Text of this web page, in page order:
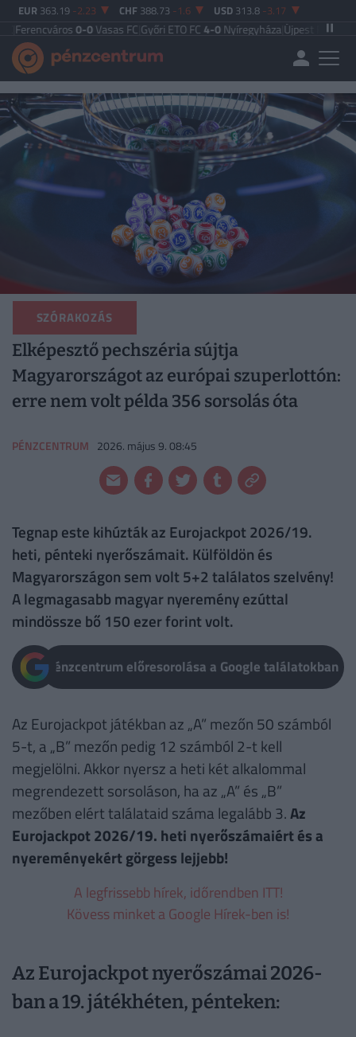
EUR 363.19 -2.23 CHF 388.73 -1.6 USD 313.8 -3.17
0-0Vasas FC|Győri ETO FC4-0 Nyíregyháza|Újpest FC4-2Debreceni
SZÓRAKOZÁS
Elképesztő pechszéria sújtja
Magyarországot az európai szuperlottón:
erre nem volt példa 356 sorsolás óta
PÉNZCENTRUM 2026. május 9. 08:45
Tegnap este kihúzták az Eurojackpot 2026/19.
heti, pénteki nyerőszámait. Külföldön és
Magyarországon sem volt 5+2 találatos szelvény!
A legmagasabb magyar nyeremény ezúttal
mindössze bő 150 ezer forint volt.
Pénzcentrum előresorolása a Google találatokban
Az Eurojackpot játékban az „A” mezőn 50 számból
5-t, a „B” mezőn pedig 12 számból 2-t kell
megjelölni. Akkor nyersz a heti két alkalommal
megrendezett sorsoláson, ha az „A” és „B”
mezőben elért találataid száma legalább 3.Az
Eurojackpot 2026/19. heti nyerőszámaiért és a
nyereményekért görgess lejjebb!
A legfrissebb hírek, időrendben ITT!
Kövess minket a Google Hírek-ben is!
Az Eurojackpot nyerőszámai 2026-
ban a 19. játékhéten, pénteken: